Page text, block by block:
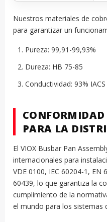
Nuestros materiales de
para garantizar un
Pureza: 99,91-99,93%
Dureza: HB 75-85
Conductividad: 93% IACS
PARA LA
El VIOX Busbar Pan
internacionales para
VDE 0100, IEC 60204-1, EN
60439, lo que garantiza la
cumplimiento de la
el mundo para los sistemas